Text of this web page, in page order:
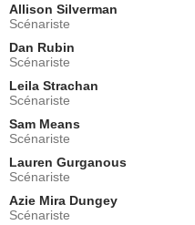
- 2 Episodes :2-3
Judah Friedlander
Gordy
- 2 Episodes :
Amy Sedaris
Mimi Kanasis
- 2 Episodes :
Billy Magnussen
Russ Snyder
- 2 Episodes :
John Leonard Thompson
Donald
Allison Silverman
Scénariste
Dan Rubin
Scénariste
Leila Strachan
Scénariste
Sam Means
Scénariste
Lauren Gurganous
Scénariste
Azie Mira Dungey
Scénariste